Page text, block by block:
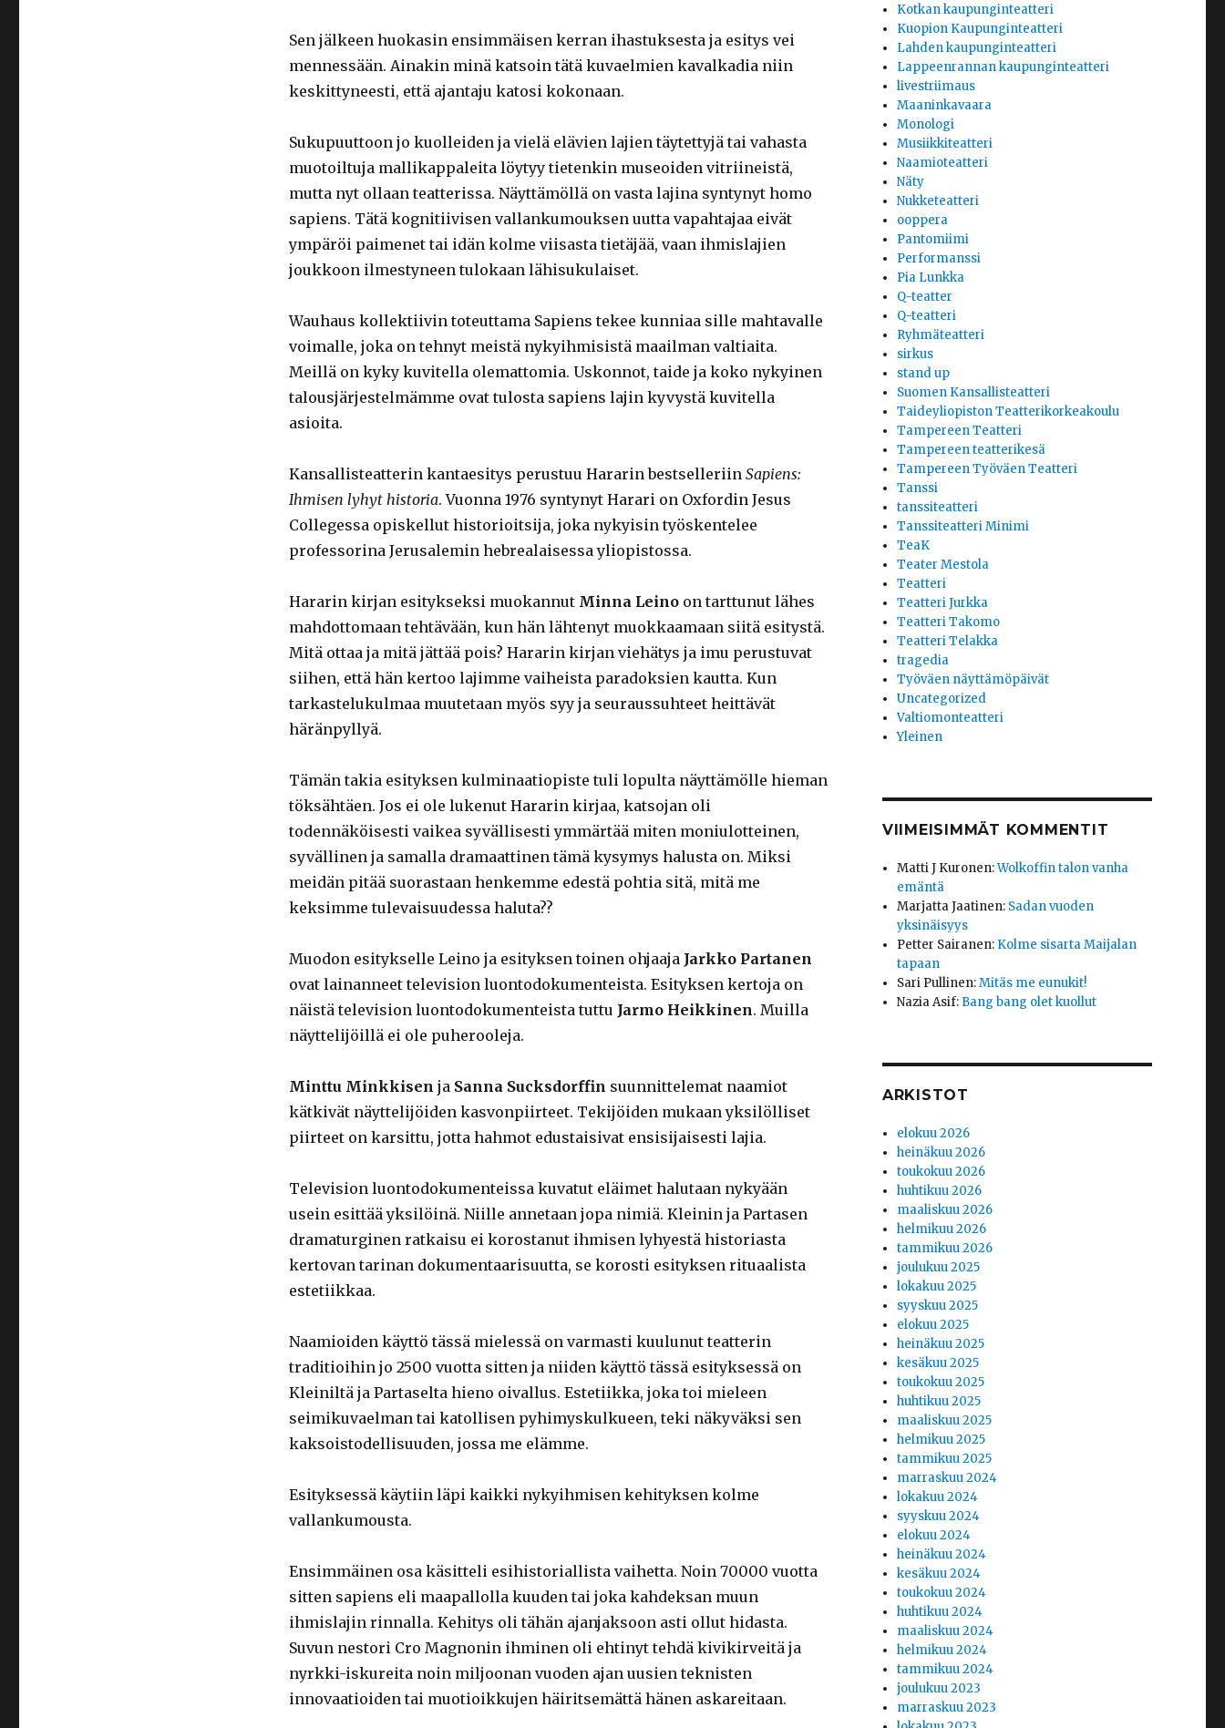
Sen jälkeen huokasin ensimmäisen kerran ihastuksesta ja esitys vei
mennessään. Ainakin minä katsoin tätä kuvaelmien kavalkadia niin
keskittyneesti, että ajantaju katosi kokonaan.
Sukupuuttoon jo kuolleiden ja vielä elävien lajien täytettyjä tai vahasta
muotoiltuja mallikappaleita löytyy tietenkin museoiden vitriineistä,
mutta nyt ollaan teatterissa. Näyttämöllä on vasta lajina syntynyt homo
sapiens. Tätä kognitiivisen vallankumouksen uutta vapahtajaa eivät
ympäröi paimenet tai idän kolme viisasta tietäjää, vaan ihmislajien
joukkoon ilmestyneen tulokaan lähisukulaiset.
Wauhaus kollektiivin toteuttama Sapiens tekee kunniaa sille mahtavalle
voimalle, joka on tehnyt meistä nykyihmisistä maailman valtiaita.
Meillä on kyky kuvitella olemattomia. Uskonnot, taide ja koko nykyinen
talousjärjestelmämme ovat tulosta sapiens lajin kyvystä kuvitella
asioita.
Kansallisteatterin kantaesitys perustuu Hararin bestselleriin Sapiens:
Ihmisen lyhyt historia. Vuonna 1976 syntynyt Harari on Oxfordin Jesus
Collegessa opiskellut historioitsija, joka nykyisin työskentelee
professorina Jerusalemin hebrealaisessa yliopistossa.
Hararin kirjan esitykseksi muokannut Minna Leinoon tarttunut lähes
mahdottomaan tehtävään, kun hän lähtenyt muokkaamaan siitä esitystä.
Mitä ottaa ja mitä jättää pois? Hararin kirjan viehätys ja imu perustuvat
siihen, että hän kertoo lajimme vaiheista paradoksien kautta. Kun
tarkastelukulmaa muutetaan myös syy ja seuraussuhteet heittävät
häränpyllyä.
Tämän takia esityksen kulminaatiopiste tuli lopulta näyttämölle hieman
töksähtäen. Jos ei ole lukenut Hararin kirjaa, katsojan oli
todennäköisesti vaikea syvällisesti ymmärtää miten moniulotteinen,
syvällinen ja samalla dramaattinen tämä kysymys halusta on. Miksi
meidän pitää suorastaan henkemme edestä pohtia sitä, mitä me
keksimme tulevaisuudessa haluta??
Muodon esitykselle Leino ja esityksen toinen ohjaaja Jarkko Partanen
ovat lainanneet television luontodokumenteista. Esityksen kertoja on
näistä television luontodokumenteista tuttu Jarmo Heikkinen. Muilla
näyttelijöillä ei ole puherooleja.
Minttu Minkkisen ja Sanna Sucksdorffin suunnittelemat naamiot
kätkivät näyttelijöiden kasvonpiirteet. Tekijöiden mukaan yksilölliset
piirteet on karsittu, jotta hahmot edustaisivat ensisijaisesti lajia.
Television luontodokumenteissa kuvatut eläimet halutaan nykyään
usein esittää yksilöinä. Niille annetaan jopa nimiä. Kleinin ja Partasen
dramaturginen ratkaisu ei korostanut ihmisen lyhyestä historiasta
kertovan tarinan dokumentaarisuutta, se korosti esityksen rituaalista
estetiikkaa.
Naamioiden käyttö tässä mielessä on varmasti kuulunut teatterin
traditioihin jo 2500 vuotta sitten ja niiden käyttö tässä esityksessä on
Kleiniltä ja Partaselta hieno oivallus. Estetiikka, joka toi mieleen
seimikuvaelman tai katollisen pyhimyskulkueen, teki näkyväksi sen
kaksoistodellisuuden, jossa me elämme.
Esityksessä käytiin läpi kaikki nykyihmisen kehityksen kolme
vallankumousta.
Ensimmäinen osa käsitteli esihistoriallista vaihetta. Noin 70000 vuotta
sitten sapiens eli maapallolla kuuden tai joka kahdeksan muun
ihmislajin rinnalla. Kehitys oli tähän ajanjaksoon asti ollut hidasta.
Suvun nestori Cro Magnonin ihminen oli ehtinyt tehdä kivikirveitä ja
nyrkki-iskureita noin miljoonan vuoden ajan uusien teknisten
innovaatioiden tai muotioikkujen häiritsemättä hänen askareitaan.
Kotkan kaupunginteatteri
Kuopion Kaupunginteatteri
Lahden kaupunginteatteri
Lappeenrannan kaupunginteatteri
livestriimaus
Maaninkavaara
Monologi
Musiikkiteatteri
Naamioteatteri
Näty
Nukketeatteri
ooppera
Pantomiimi
Performanssi
Pia Lunkka
Q-teatter
Q-teatteri
Ryhmäteatteri
sirkus
stand up
Suomen Kansallisteatteri
Taideyliopiston Teatterikorkeakoulu
Tampereen Teatteri
Tampereen teatterikesä
Tampereen Työväen Teatteri
Tanssi
tanssiteatteri
Tanssiteatteri Minimi
TeaK
Teater Mestola
Teatteri
Teatteri Jurkka
Teatteri Takomo
Teatteri Telakka
tragedia
Työväen näyttämöpäivät
Uncategorized
Valtiomonteatteri
Yleinen
VIIMEISIMMÄT KOMMENTIT
Matti J Kuronen:Wolkoffin talon vanha
emäntä
Marjatta Jaatinen: Sadan vuoden
yksinäisyys
Petter Sairanen: Kolme sisarta Maijalan
tapaan
Sari Pullinen:Mitäs me eunukit!
Nazia Asif: Bang bang olet kuollut
ARKISTOT
elokuu 2026
heinäkuu 2026
toukokuu 2026
huhtikuu 2026
maaliskuu 2026
helmikuu 2026
tammikuu 2026
joulukuu 2025
lokakuu 2025
syyskuu 2025
elokuu 2025
heinäkuu 2025
kesäkuu 2025
toukokuu 2025
huhtikuu 2025
maaliskuu 2025
helmikuu 2025
tammikuu 2025
marraskuu 2024
lokakuu 2024
syyskuu 2024
elokuu 2024
heinäkuu 2024
kesäkuu 2024
toukokuu 2024
huhtikuu 2024
maaliskuu 2024
helmikuu 2024
tammikuu 2024
joulukuu 2023
marraskuu 2023